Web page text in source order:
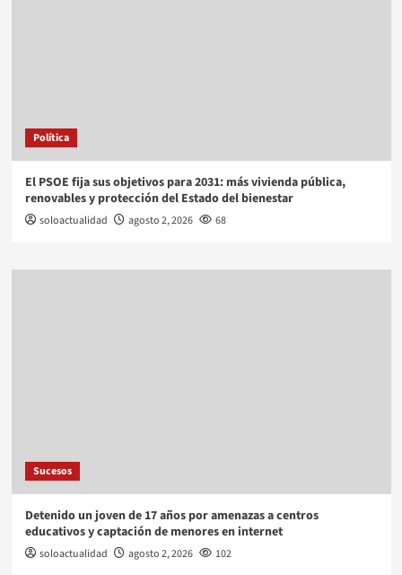
Política
El PSOE fija sus objetivos para 2031: más vivienda pública,
renovables y protección del Estado del bienestar
soloactualidad agosto 2, 2026 68
Sucesos
Detenido un joven de 17 años por amenazas a centros
educativos y captación de menores en internet
soloactualidad agosto 2, 2026 102